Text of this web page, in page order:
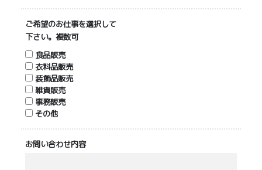
ご希望のお仕事を選択して
下さい。複数可
食品販売
衣料品販売
装飾品販売
雑貨販売
事務販売
その他
お問い合わせ内容